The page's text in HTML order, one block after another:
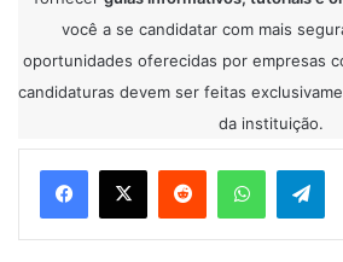
você a se candidatar com mais
oportunidades oferecidas por empresas
candidaturas devem ser feitas
da instituição.
Reddit